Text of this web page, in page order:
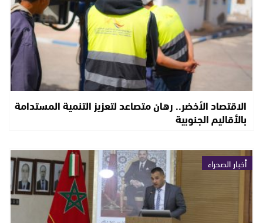
الاقتصاد الأخضر.. رهان متصاعد لتعزيز التنمية المستدامة
بالأقاليم الجنوبية
أخبار الصحراء